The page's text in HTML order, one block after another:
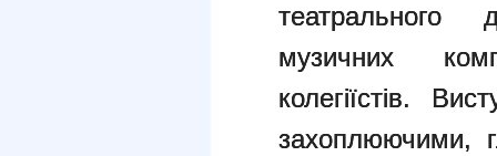
театрального
музичних
колегіїстів.
захоплюючими,